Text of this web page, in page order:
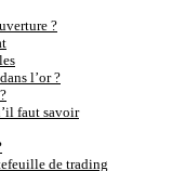
?
l’or ?
faut savoir
de trading